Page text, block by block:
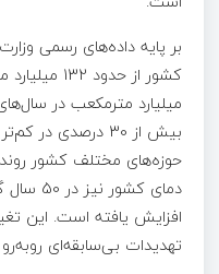
بر پایه داده‌های رسمی
میلیارد مترمکعب در
بیش از 30 درصدی
حوزه‌های مختلف کشور
افزایش یافته است. این
تهدیدات بی‌سابقه‌ای